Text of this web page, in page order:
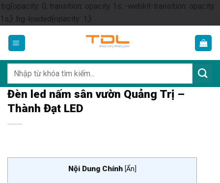
.bg{opacity: 0; transition: opacity 1s; -webkit-transition: opacity
1s;} .bg-loaded{opacity: 1;}Skip
content
kiếm:
Đèn led nấm sân vườn Quảng Trị –
Thành Đạt LED
Nội Dung Chính [Ẩn]